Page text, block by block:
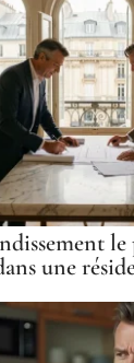
une